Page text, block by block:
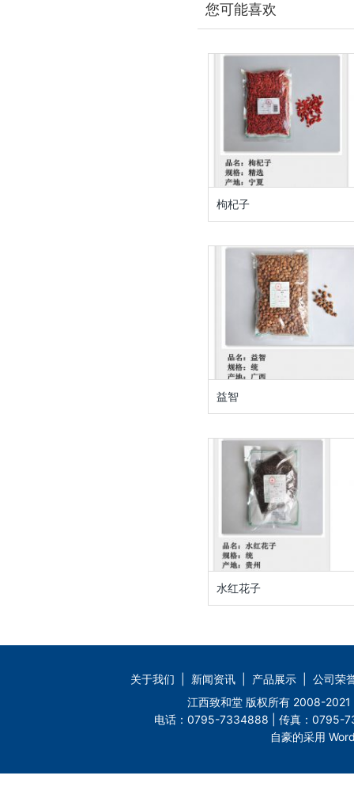
您可能喜欢
枸杞子
益智
水红花子
关于我们 新闻资讯 产品展示
公司荣
江西致和堂 版权所有 2008-
电话：0795-7334888 | 传真：0795-
自豪的采用